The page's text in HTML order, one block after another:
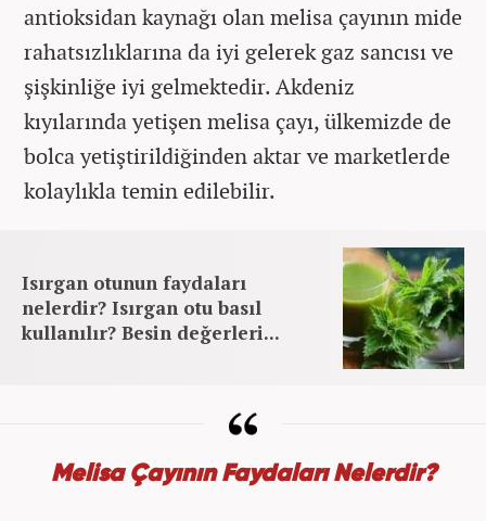
antioksidan kaynağı olan melisa çayının mide
rahatsızlıklarına da iyi gelerek gaz sancısı ve
şişkinliğe iyi gelmektedir. Akdeniz
kıyılarında yetişen melisa çayı, ülkemizde de
bolca yetiştirildiğinden aktar ve marketlerde
kolaylıkla temin edilebilir.
Isırgan otunun faydaları
nelerdir? Isırgan otu basıl
kullanılır? Besin değerleri...
Melisa Çayının Faydaları Nelerdir?